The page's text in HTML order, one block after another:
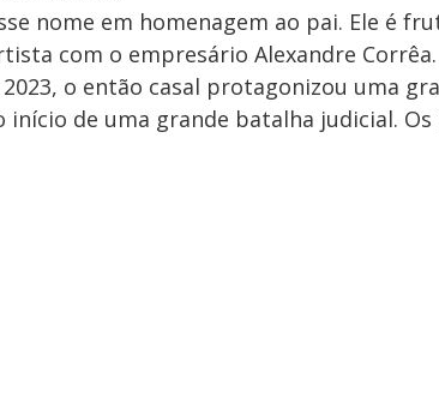
nome em homenagem ao pai. Ele é
com o empresário Alexandre
2023, o então casal protagonizou uma
início de uma grande batalha judicial.